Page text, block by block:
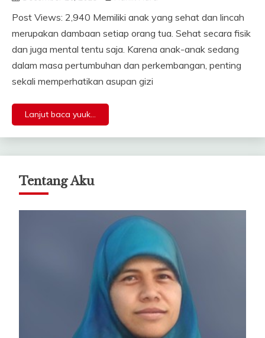
Post Views: 2,940 Memiliki anak yang sehat dan lincah
merupakan dambaan setiap orang tua. Sehat secara fisik
dan juga mental tentu saja. Karena anak-anak sedang
dalam masa pertumbuhan dan perkembangan, penting
sekali memperhatikan asupan gizi
Lanjut baca yuuk...
Tentang Aku